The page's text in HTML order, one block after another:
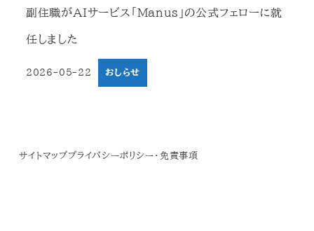
副住職がAIサービス「Manus」の公式フェローに就
任しました
2026-05-22 おしらせ
サイトマップ プライバシーポリシー・免責事項